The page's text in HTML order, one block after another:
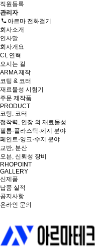
직원등록
관리자
아르마 전화걸기
회사소개
인사말
회사개요
CI, 연혁
오시는 길
ARMA 제작
코팅 & 코터
재료물성 시험기
주문 제작품
PRODUCT
코팅. 코터
접착력, 인장 외 재료물성
필름·플라스틱·제지 분야
페인트·잉크·수지 분야
교반, 분산
오븐, 신뢰성 장비
RHOPOINT
GALLERY
신제품
납품 실적
공지사항
온라인 문의